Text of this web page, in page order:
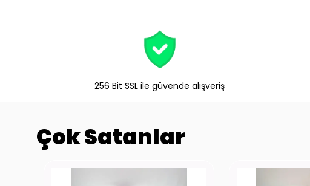
256 Bit SSL ile güvende alışveriş
Çok Satanlar